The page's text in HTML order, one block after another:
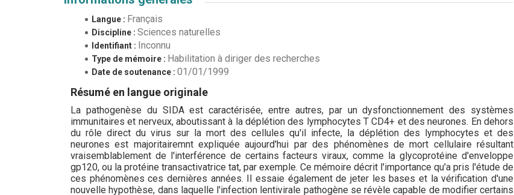
Langue : Français
Discipline : Sciences naturelles
Identifiant : Inconnu
Type de mémoire : Habilitation à diriger des recherches
Date de soutenance : 01/01/1999
Résumé en langue originale
La pathogenèse du SIDA est caractérisée, entre autres, par un dysfonctionnement des systèmes
immunitaires et nerveux, aboutissant à la déplétion des lymphocytes T CD4+ et des neurones. En dehors
du rôle direct du virus sur la mort des cellules qu'il infecte, la déplétion des lymphocytes et des
neurones est majoritairemnt expliquée aujourd'hui par des phénomènes de mort cellulaire résultant
vraisemblablement de l'interférence de certains facteurs viraux, comme la glycoprotéine d'enveloppe
gp120, ou la protéine transactivatrice tat, par exemple. Ce mémoire décrit l'importance qu'a pris l'étude de
ces phénomènes ces dernières années. Il essaie également de jeter les bases et la vérification d'une
nouvelle hypothèse, dans laquelle l'infection lentivirale pathogène se révèle capable de modifier certains